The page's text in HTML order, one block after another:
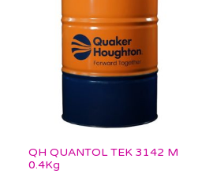
QH QUANTOL TEK 3142 M
0.4Kg